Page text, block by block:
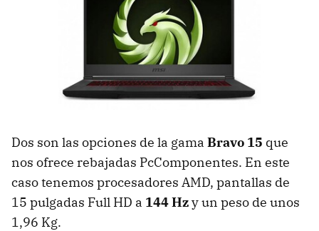
Dos son las opciones de la gama Bravo 15 que
nos ofrece rebajadas PcComponentes. En este
caso tenemos procesadores AMD, pantallas de
15 pulgadas Full HD a 144 Hzy un peso de unos
1,96 Kg.